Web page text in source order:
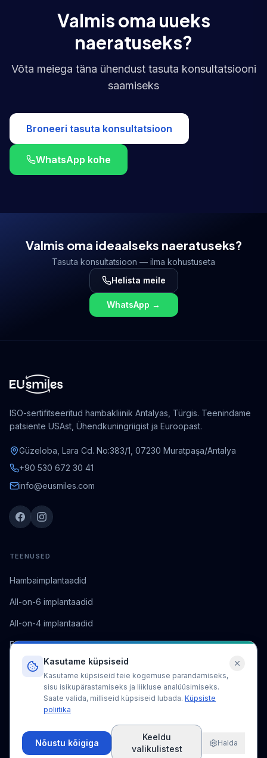
Valmis oma uueks
naeratuseks?
Võta meiega täna ühendust tasuta konsultatsiooni
saamiseks
Broneeri tasuta konsultatsioon
WhatsApp kohe
Valmis oma ideaalseks naeratuseks?
Tasuta konsultatsioon — ilma kohustuseta
Helista meile
WhatsApp →
ISO-sertifitseeritud hambakliinik Antalyas, Türgis. Teenindame
patsiente USAst, Ühendkuningriigist ja Euroopast.
Güzeloba, Lara Cd. No:383/1, 07230 Muratpaşa/Antalya
+90 530 672 30 41
info@eusmiles.com
TEENUSED
Hambaimplantaadid
All-on-6 implantaadid
All-on-4 implantaadid
E-max laminaatviineerid
Tsirkooniumkroonid
Hammaste valgendamine
Meist
Kasutame küpsiseid
Kasutame küpsiseid teie kogemuse parandamiseks,
sisu isikupärastamiseks ja liikluse analüüsimiseks.
Saate valida, milliseid küpsiseid lubada. Küpsiste
poliitika
Nõustu kõigiga
Keeldu
valikulistest
Halda